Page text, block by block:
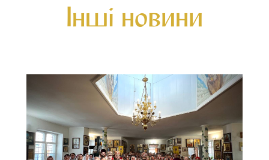
Інші новини